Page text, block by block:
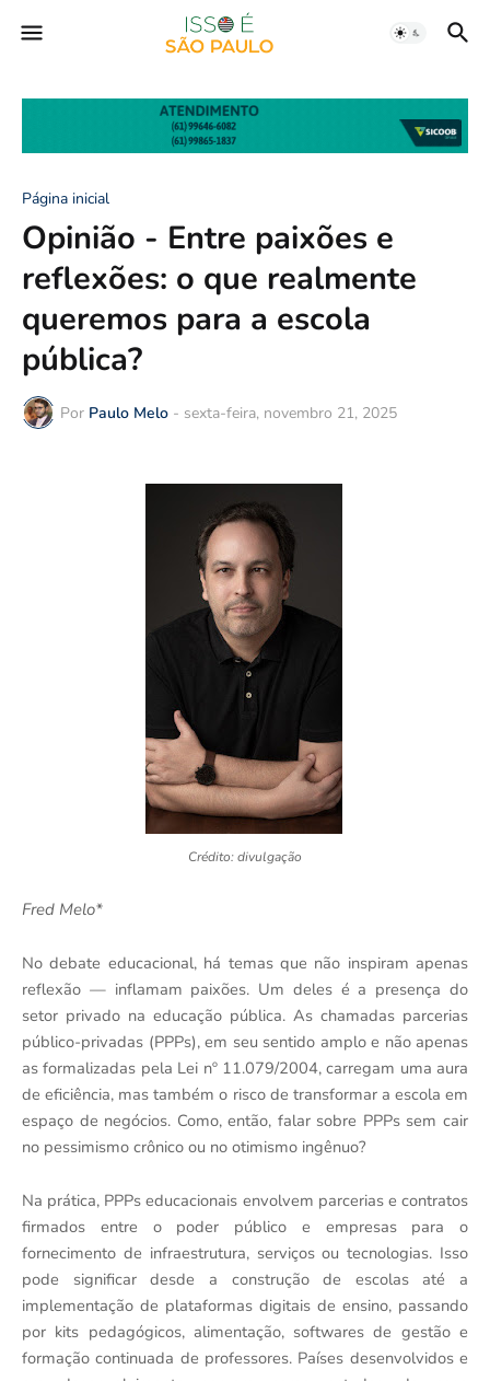
Página inicial
Opinião - Entre paixões e
reflexões: o que realmente
queremos para a escola
pública?
Por Paulo Melo - sexta-feira, novembro 21, 2025
Crédito: divulgação
Fred Melo*
No debate educacional, há temas que não inspiram apenas
reflexão — inflamam paixões. Um deles é a presença do
setor privado na educação pública. As chamadas parcerias
público-privadas (PPPs), em seu sentido amplo e não apenas
as formalizadas pela Lei nº 11.079/2004, carregam uma aura
de eficiência, mas também o risco de transformar a escola em
espaço de negócios. Como, então, falar sobre PPPs sem cair
no pessimismo crônico ou no otimismo ingênuo?
Na prática, PPPs educacionais envolvem parcerias e contratos
firmados entre o poder público e empresas para o
fornecimento de infraestrutura, serviços ou tecnologias. Isso
pode significar desde a construção de escolas até a
implementação de plataformas digitais de ensino, passando
por kits pedagógicos, alimentação, softwares de gestão e
formação continuada de professores. Países desenvolvidos e